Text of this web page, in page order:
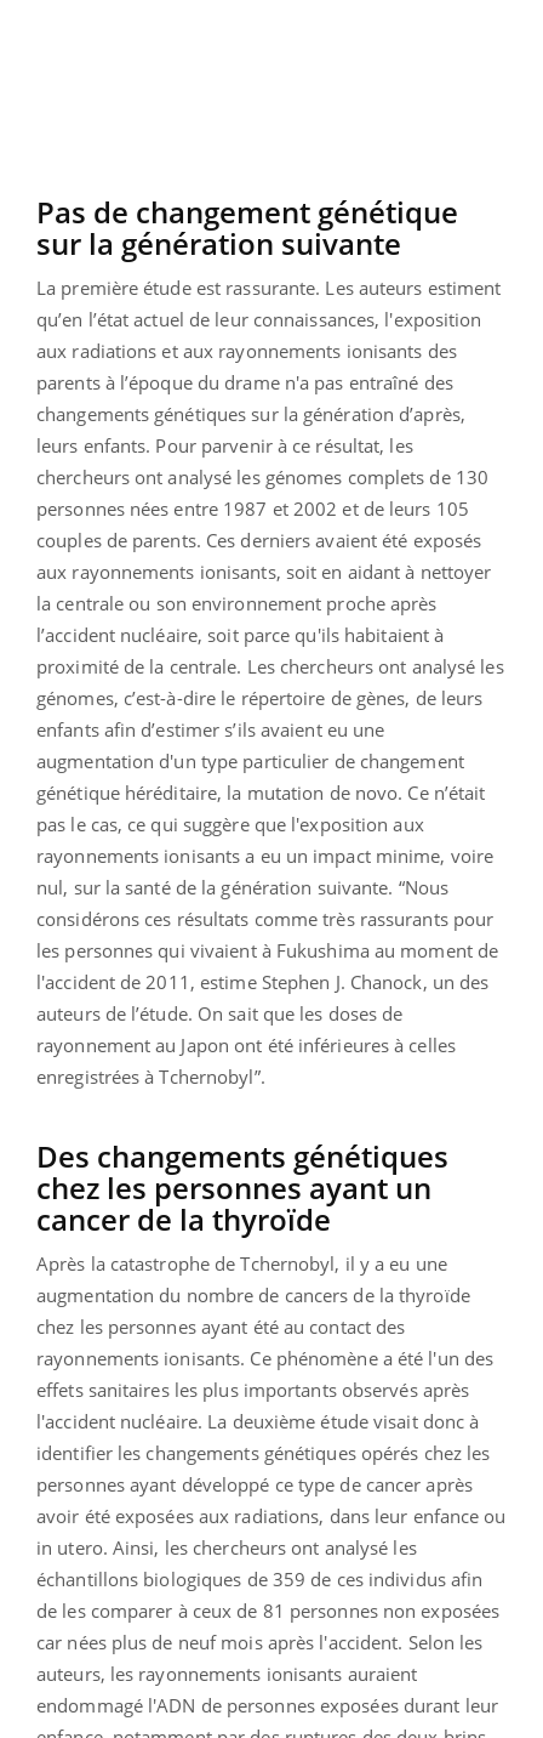
Pas de changement génétique
sur la génération suivante
La première étude est rassurante. Les auteurs estiment
qu’en l’état actuel de leur connaissances, l'exposition
aux radiations et aux rayonnements ionisants des
parents à l’époque du drame n'a pas entraîné des
changements génétiques sur la génération d’après,
leurs enfants. Pour parvenir à ce résultat, les
chercheurs ont analysé les génomes complets de 130
personnes nées entre 1987 et 2002 et de leurs 105
couples de parents. Ces derniers avaient été exposés
aux rayonnements ionisants, soit en aidant à nettoyer
la centrale ou son environnement proche après
l’accident nucléaire, soit parce qu'ils habitaient à
proximité de la centrale. Les chercheurs ont analysé les
génomes, c’est-à-dire le répertoire de gènes, de leurs
enfants afin d’estimer s’ils avaient eu une
augmentation d'un type particulier de changement
génétique héréditaire, la mutation de novo. Ce n’était
pas le cas, ce qui suggère que l'exposition aux
rayonnements ionisants a eu un impact minime, voire
nul, sur la santé de la génération suivante. “Nous
considérons ces résultats comme très rassurants pour
les personnes qui vivaient à Fukushima au moment de
l'accident de 2011 , estime Stephen J. Chanock, un des
auteurs de l’étude. On sait que les doses de
rayonnement au Japon ont été inférieures à celles
enregistrées à Tchernobyl”.
Des changements génétiques
chez les personnes ayant un
cancer de la thyroïde
Après la catastrophe de Tchernobyl, il y a eu une
augmentation du nombre de cancers de la thyroïde
chez les personnes ayant été au contact des
rayonnements ionisants. Ce phénomène a été l'un des
effets sanitaires les plus importants observés après
l'accident nucléaire. La deuxième étude visait donc à
identifier les changements génétiques opérés chez les
personnes ayant développé ce type de cancer après
avoir été exposées aux radiations, dans leur enfance ou
in utero. Ainsi, les chercheurs ont analysé les
échantillons biologiques de 359 de ces individus afin
de les comparer à ceux de 81 personnes non exposées
car nées plus de neuf mois après l'accident. Selon les
auteurs, les rayonnements ionisants auraient
endommagé l'ADN de personnes exposées durant leur